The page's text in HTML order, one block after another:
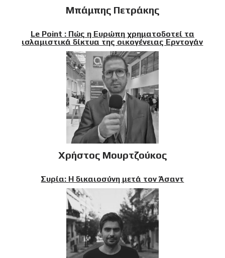
Μπάμπης Πετράκης
Le Point : Πώς η Ευρώπη χρηματοδοτεί τα
ισλαμιστικά δίκτυα της οικογένειας Ερντογάν
Χρήστος Μουρτζούκος
Συρία: Η δικαιοσύνη μετά τον Άσαντ